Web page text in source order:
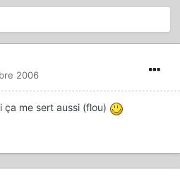
2006
me sert aussi (flou)